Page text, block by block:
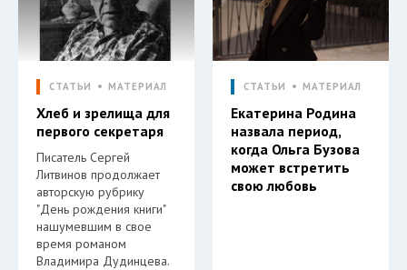
СТАТЬИ МАТЕРИАЛ
Хлеб и зрелища для
первого секретаря
Писатель Сергей
Литвинов продолжает
авторскую рубрику
"День рождения книги"
нашумевшим в свое
время романом
Владимира Дудинцева.
СТАТЬИ МАТЕРИАЛ
Екатерина Родина
назвала период,
когда Ольга Бузова
может встретить
свою любовь